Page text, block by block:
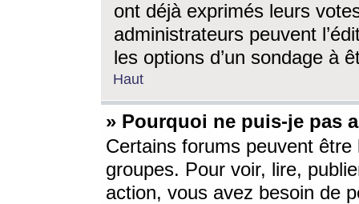
ont déjà exprimés leurs
administrateurs peuvent
les options d’un sondage à
Haut
» Pourquoi ne puis-je pas
Certains forums peuvent être
groupes. Pour voir, lire,
action, vous avez besoin de